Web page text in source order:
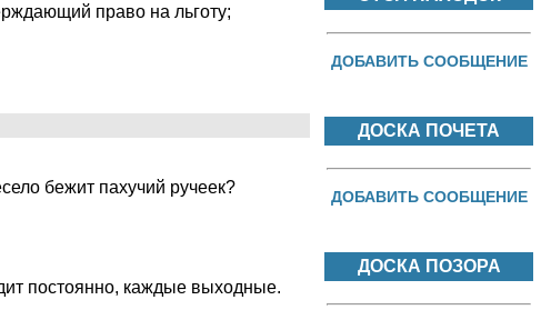
право на льготу;
бежит пахучий ручеек?
постоянно, каждые выходные.
ДОБАВИТЬ СООБЩЕНИЕ
ДОСКА ПОЧЕТА
ДОБАВИТЬ СООБЩЕНИЕ
ДОСКА ПОЗОРА